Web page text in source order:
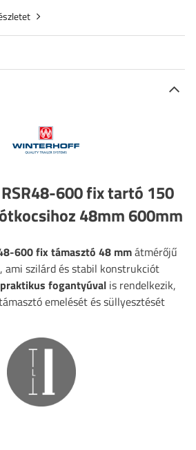
600 fix tartó 150
48mm 600mm
600 fix támasztó 48 mmátmérőjű
ami szilárd és stabil konstrukciót
fogantyúval is rendelkezik,
emelését és süllyesztését